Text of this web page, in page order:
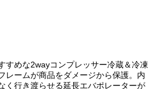
すめな2wayコンプレッサー冷蔵＆冷凍
レームが商品をダメージから保護。内
く行き渡らせる延長エバポレーターが